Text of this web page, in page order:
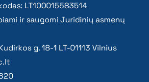
LT100015583514
ir saugomi Juridinių asmenų
g. 18-1 LT-01113 Vilnius